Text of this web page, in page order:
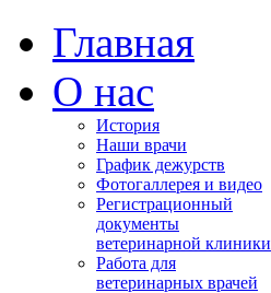
Главная
О нас
История
Наши врачи
График дежурств
Фотогаллерея и видео
Регистрационный
документы
ветеринарной клиники
Работа для
ветеринарных врачей